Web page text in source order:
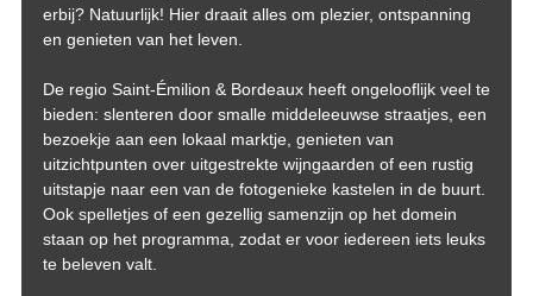
erbij? Natuurlijk! Hier draait alles om plezier, ontspanning
en genieten van het leven.
De regio Saint-Émilion & Bordeaux heeft ongelooflijk veel te
bieden: slenteren door smalle middeleeuwse straatjes, een
bezoekje aan een lokaal marktje, genieten van
uitzichtpunten over uitgestrekte wijngaarden of een rustig
uitstapje naar een van de fotogenieke kastelen in de buurt.
Ook spelletjes of een gezellig samenzijn op het domein
staan op het programma, zodat er voor iedereen iets leuks
te beleven valt.